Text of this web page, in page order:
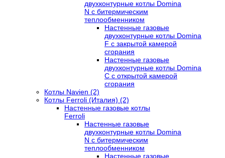
двухконтурные котлы Domina
N с битермическим
теплообменником
Настенные газовые
двухконтурные котлы Domina
F с закрытой камерой
сгорания
Настенные газовые
двухконтурные котлы Domina
C с открытой камерой
сгорания
Котлы Navien (2)
Котлы Ferroli (Италия) (2)
Настенные газовые котлы
Ferroli
Настенные газовые
двухконтурные котлы Domina
N с битермическим
теплообменником
Настенные газовые